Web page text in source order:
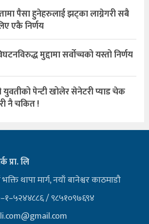
पैसा हुनेहरुलाई झट्का लाग्नेगरी सबै
एकै निर्णय
मुद्दामा सर्वोच्चको यस्तो निर्णय
युवतीको पेन्टी खोलेर सेनेटरी प्याड चेक
नै चकित !
प्रा. लि
थापा मार्ग, नयाँ बानेश्वर काठमाडौ
/ ९८५१०९७६९४